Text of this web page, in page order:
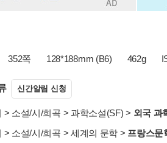
352쪽 128*188mm (B6) 462g
신간알림 신청
> 소설/시/희곡 > 과학소설(SF) > 외국 과
> 소설/시/희곡 > 세계의 문학 > 프랑스문